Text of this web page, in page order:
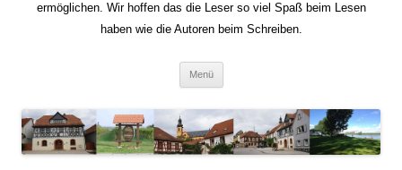
ermöglichen. Wir hoffen das die Leser so viel Spaß beim Lesen
haben wie die Autoren beim Schreiben.
Menü